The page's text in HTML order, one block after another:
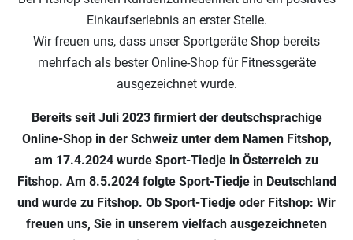
Fachkundige Beratung, ein kompetenter Kundenservice,
Produktvielfalt und ein stimmiges Preis-Leistungs-
Verhältnis:
Bei Fitshop stehen Kundenzufriedenheit und ein positives
Wir freuen uns, dass unser Sportgeräte Shop bereits
mehrfach als bester Online-Shop für Fitnessgeräte
ausgezeichnet wurde.
Bereits seit Juli 2023 firmiert der deutschsprachige
Online-Shop in der Schweiz unter dem Namen Fitshop,